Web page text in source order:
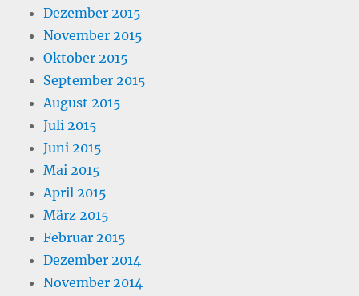
Dezember 2015
November 2015
Oktober 2015
September 2015
August 2015
Juli 2015
Juni 2015
Mai 2015
April 2015
März 2015
Februar 2015
Dezember 2014
November 2014